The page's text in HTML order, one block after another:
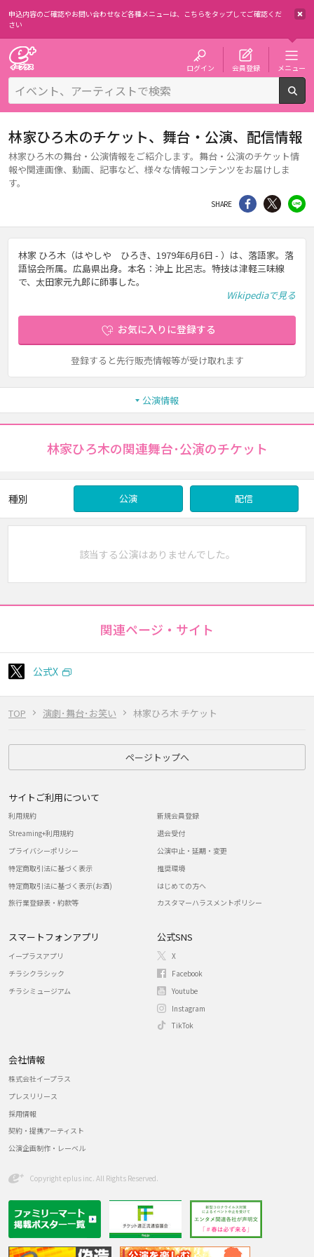
申込内容のご確認やお問い合わせなど各種メニューは、 こちらをタップしてご確認くだ
さい
ログイン 会員登録 メニュー
TOP 演劇･舞台･お笑い 林家ひろ木 チケット
林家ひろ木のチケット、舞台・公演、配信情報
林家ひろ木の舞台・公演情報をご紹介します。舞台・公演のチケット情
報や関連画像、動画、記事など、様々な情報コンテンツをお届けしま
す。
SHARE シェア Twitter
林家 ひろ木（はやしや ひろき、1979年6月6日 - ）は、落語家。落
語協会所属。広島県出身。本名∶沖上 比呂志。特技は津軽三味線
で、太田家元九郎に師事した。
Wikipediaで見る
お気に入りに登録する
登録すると先行販売情報等が受け取れます
公演情報
林家ひろ木の関連舞台･公演のチケット
種別 公演 配信
該当する公演はありませんでした。
関連ページ・サイト
公式X
ページトップへ
サイトご利用について
利用規約
Streaming+利用規約
プライバシーポリシー
特定商取引法に基づく表示
特定商取引法に基づく表示(お酒)
旅行業登録表・約款等
新規会員登録
退会受付
公演中止・延期・変更
推奨環境
はじめての方へ
カスタマーハラスメントポリシー
スマートフォンアプリ
イープラスアプリ
チラシクラシック
チラシミュージアム
公式SNS
X
Facebook
Youtube
Instagram
TikTok
会社情報
株式会社イープラス
プレスリリース
採用情報
契約・提携アーティスト
公演企画制作・レーベル
Copyright eplus inc. All Rights Reserved.